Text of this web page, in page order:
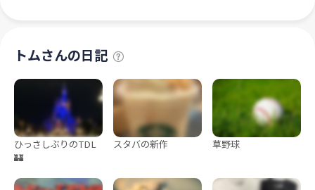
トムさんの日記
ひっさしぶりのTDL
🏰
スタバの新作 草野球